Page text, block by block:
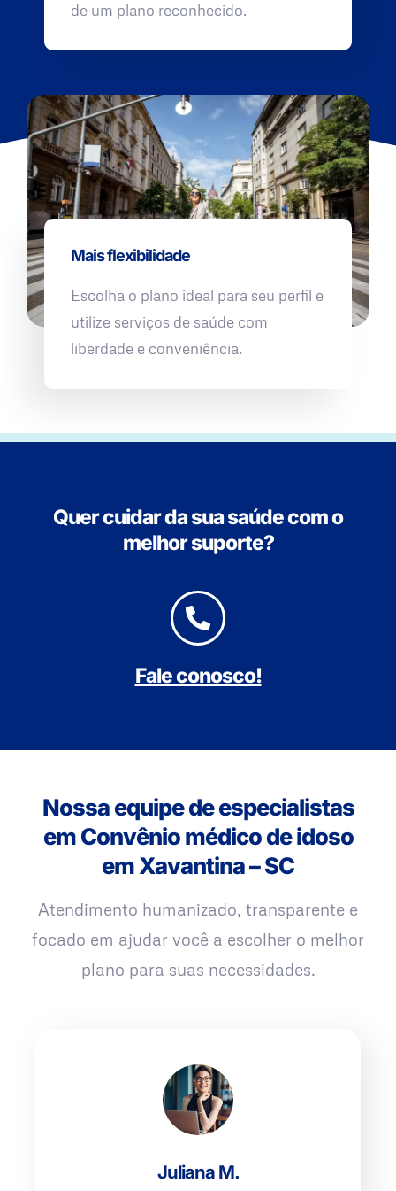
de um plano reconhecido.
Mais flexibilidade
Escolha o plano ideal para seu perfil e
utilize serviços de saúde com
liberdade e conveniência.
Quer cuidar da sua saúde com o
melhor suporte?
Fale conosco!
Nossa equipe de especialistas
em Convênio médico de idoso
em Xavantina – SC
Atendimento humanizado, transparente e
focado em ajudar você a escolher o melhor
plano para suas necessidades.
Juliana M.